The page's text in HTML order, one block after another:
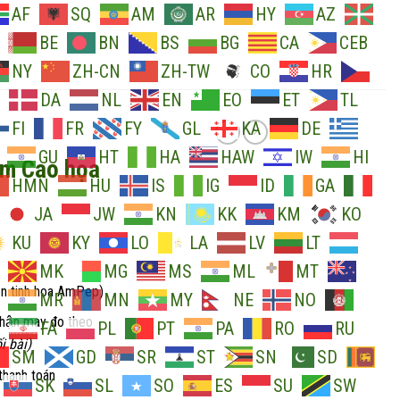
AF SQ AM AR HY
AZ
BE BN BS BG CA
CEB
NY
ZH-CN ZH-TW CO
HR
DA NL EN EO ET
TL
FI
FR FY GL KA
DE
GU HT HA HAW IW
HI
HMN
HU IS IG ID
GA
JA JW KN KK KM
KO
KU
KY LO LA LV
LT
MK MG MS ML
MT
MR MN MY NE
NO
FA PL PT PA RO
RU
SM
GD SR ST SN
SD
SK SL SO ES SU
SW
Cao họa
tinh hoa AmPep)
may đo theo
bài)
toán